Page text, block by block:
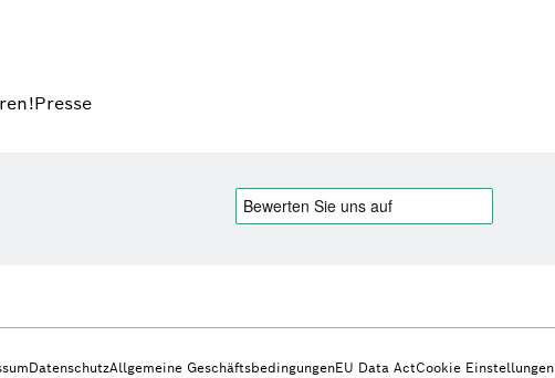
Presse
DatenschutzAllgemeine GeschäftsbedingungenEU Data ActCookie Einstellungen